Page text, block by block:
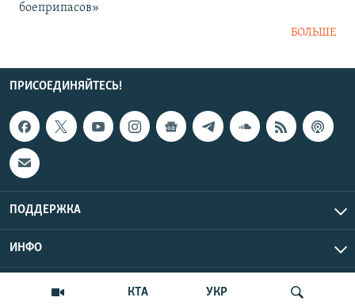
КТА УКР
боеприпасов»
БОЛЬШЕ
ПРИСОЕДИНЯЙТЕСЬ!
ПОДДЕРЖКА
ИНФО
Copyright Крым.Реалии, 2026 | Все права защищены.
UTC+3